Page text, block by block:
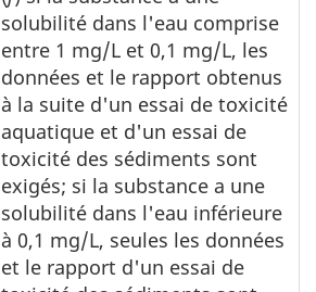
solubilité dans l'eau comprise
entre 1 mg/L et 0,1 mg/L, les
données et le rapport obtenus
à la suite d'un essai de toxicité
aquatique et d'un essai de
toxicité des sédiments sont
exigés; si la substance a une
solubilité dans l'eau inférieure
à 0,1 mg/L, seules les données
et le rapport d'un essai de